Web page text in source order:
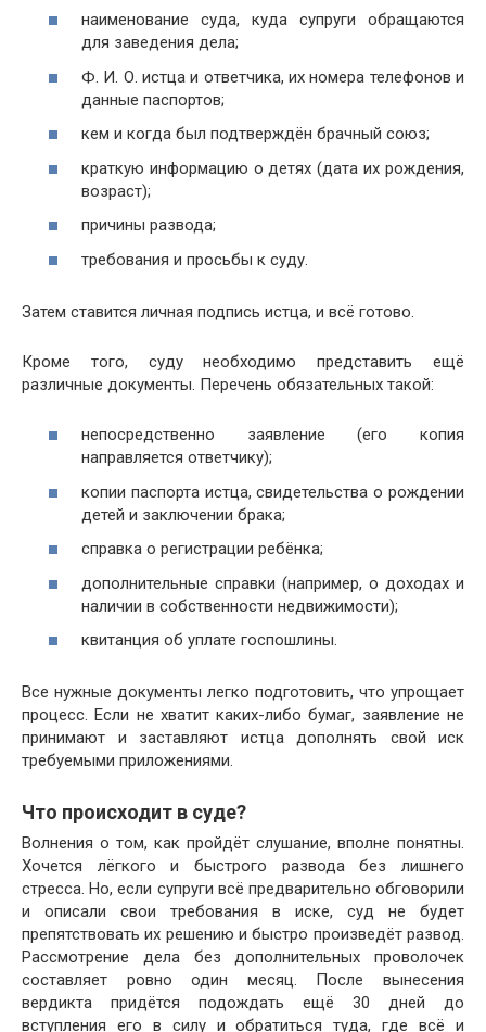
наименование суда, куда супруги обращаются
для заведения дела;
Ф. И. О. истца и ответчика, их номера телефонов и
данные паспортов;
кем и когда был подтверждён брачный союз;
краткую информацию о детях (дата их рождения,
возраст);
причины развода;
требования и просьбы к суду.
Затем ставится личная подпись истца, и всё готово.
Кроме того, суду необходимо представить ещё
различные документы. Перечень обязательных такой:
непосредственно заявление (его копия
направляется ответчику);
копии паспорта истца, свидетельства о рождении
детей и заключении брака;
справка о регистрации ребёнка;
дополнительные справки (например, о доходах и
наличии в собственности недвижимости);
квитанция об уплате госпошлины.
Все нужные документы легко подготовить, что упрощает
процесс. Если не хватит каких-либо бумаг, заявление не
принимают и заставляют истца дополнять свой иск
требуемыми приложениями.
Что происходит в суде?
Волнения о том, как пройдёт слушание, вполне понятны.
Хочется лёгкого и быстрого развода без лишнего
стресса. Но, если супруги всё предварительно обговорили
и описали свои требования в иске, суд не будет
препятствовать их решению и быстро произведёт развод.
Рассмотрение дела без дополнительных проволочек
составляет ровно один месяц. После вынесения
вердикта придётся подождать ещё 30 дней до
вступления его в силу и обратиться туда, где всё и